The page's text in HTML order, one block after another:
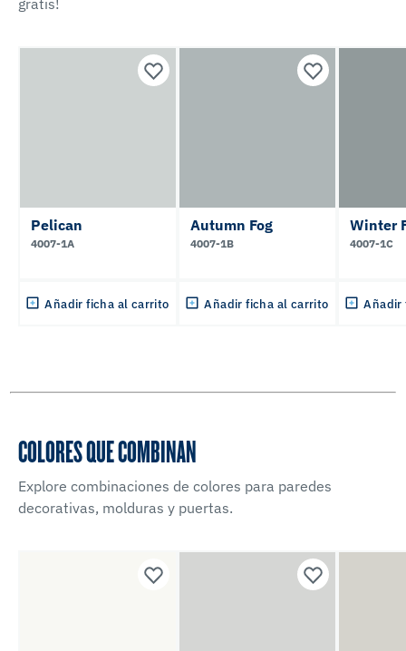
Pelican
4007-1A
Añadir ficha al carrito
Autumn Fog
4007-1B
Añadir ficha al carrito
Winter
4007-1C
Añadir
COLORES QUE COMBINAN
Explore combinaciones de colores para paredes
decorativas, molduras y puertas.